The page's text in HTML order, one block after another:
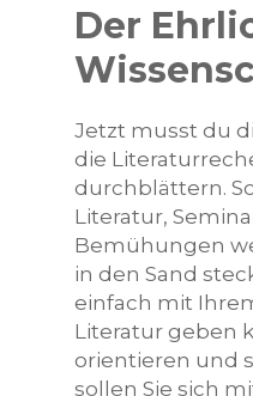
Der
Jetzt musst du
die
durchblättern.
Literatur,
Bemühungen
in den Sand
einfach mit
Literatur geben
orientieren und
sollen Sie sich